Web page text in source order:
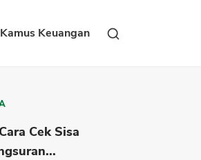
Kamus Keuangan
Cek Sisa